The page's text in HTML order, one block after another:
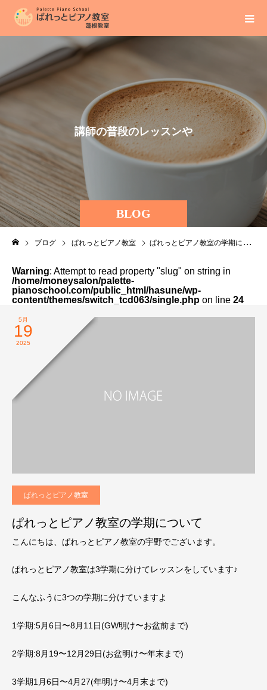
BLOG
講師の普段のレッスンや
ブログ ぱれっとピアノ教室 ぱれっとピアノ教室の学期について
Warning: Attempt to read property "slug" on string in
/home/moneysalon/palette-
pianoschool.com/public_html/hasune/wp-
content/themes/switch_tcd063/single.php on line 24
5月
19
2025
ぱれっとピアノ教室
ぱれっとピアノ教室の学期について
こんにちは、ぱれっとピアノ教室の宇野でございます。
ぱれっとピアノ教室は3学期に分けてレッスンをしています♪
こんなふうに3つの学期に分けていますよ️
1学期:5月6日〜8月11日(GW明け〜お盆前まで)
2学期:8月19〜12月29日(お盆明け〜年末まで)
3学期1月6日〜4月27(年明け〜4月末まで)